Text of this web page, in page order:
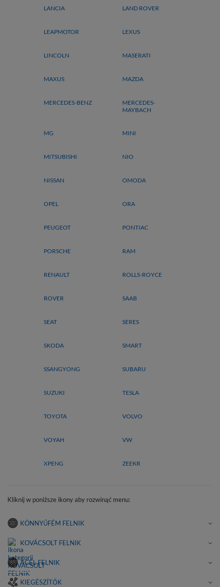
LANCIA LAND ROVER
LEAPMOTOR LEXUS
LINCOLN MASERATI
MAXUS MAZDA
MERCEDES-BENZ
MERCEDES-
MAYBACH
MG MINI
MITSUBISHI NIO
NISSAN OMODA
OPEL ORA
PEUGEOT PONTIAC
PORSCHE RAM
RENAULT ROLLS-ROYCE
ROVER SAAB
SEAT SERES
SKODA SMART
SSANGYONG SUBARU
SUZUKI TESLA
TOYOTA VOLVO
VOYAH VW
XPENG ZEEKR
Kliknij w poniższe ikony aby rozwinąć menu:
KÖNNYŰFÉM FELNIK
KOVÁCSOLT FELNIK
ACÉL FELNIK
KIEGÉSZÍTŐK